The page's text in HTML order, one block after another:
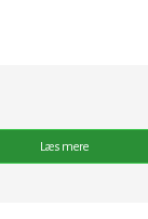
Læs mere